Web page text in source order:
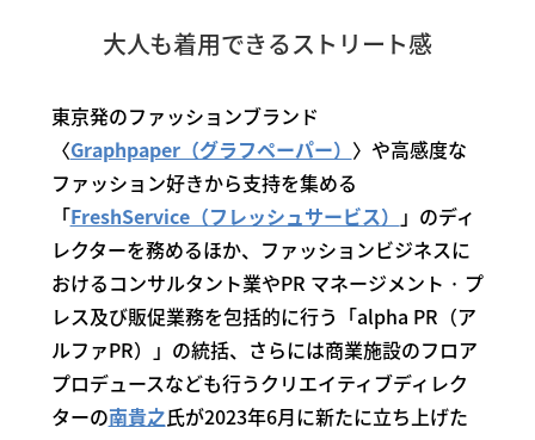
大人も着用できるストリート感
東京発のファッションブランド
〈Graphpaper（グラフペーパー） 〉や高感度な
ファッション好きから支持を集める
「FreshService（フレッシュサービス） 」のディ
レクターを務めるほか、ファッションビジネスに
おけるコンサルタント業やPR マネージメント · プ
レス及び販促業務を包括的に行う「alpha PR（ア
ルファPR）」の統括、さらには商業施設のフロア
プロデュースなども行うクリエイティブディレク
ターの南貴之氏が2023年6月に新たに立ち上げた